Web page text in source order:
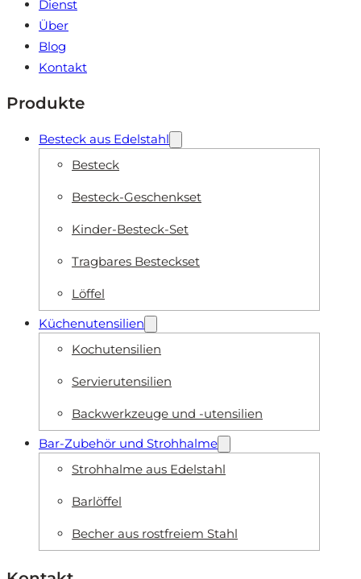
Dienst
Über
Blog
Kontakt
Produkte
Besteck aus Edelstahl
Besteck
Besteck-Geschenkset
Kinder-Besteck-Set
Tragbares Besteckset
Löffel
Küchenutensilien
Kochutensilien
Servierutensilien
Backwerkzeuge und -utensilien
Bar-Zubehör und Strohhalme
Strohhalme aus Edelstahl
Barlöffel
Becher aus rostfreiem Stahl